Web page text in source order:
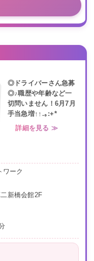
◎ドライバーさん急募
◎♪職歴や年齢など一
切問いません！6月7月
手当急増↑↑.｡:+*
詳細を見る ≫
ーク
新橋会館2F